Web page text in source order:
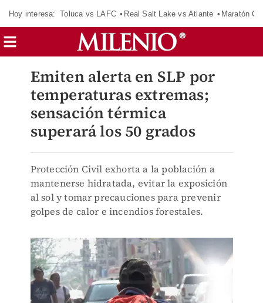
Hoy interesa: Toluca vs LAFC Real Salt Lake vs Atlante Maratón
Emiten alerta en SLP por
temperaturas extremas;
sensación térmica
superará los 50 grados
Protección Civil exhorta a la población a
mantenerse hidratada, evitar la exposición
al sol y tomar precauciones para prevenir
golpes de calor e incendios forestales.